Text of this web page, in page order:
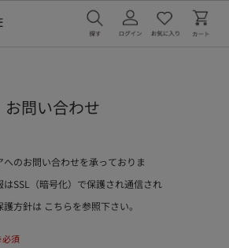
お問い合わせ
のお問い合わせを承っておりま
SSL（暗号化）で保護され通信され
護方針は こちらを参照下さい。